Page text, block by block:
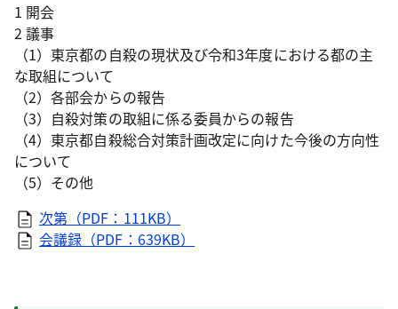
1 開会
2 議事
（1）東京都の自殺の現状及び令和3年度における都の主
な取組について
（2）各部会からの報告
（3）自殺対策の取組に係る委員からの報告
（4）東京都自殺総合対策計画改定に向けた今後の方向性
について
（5）その他
次第（PDF：111KB）
会議録（PDF：639KB）